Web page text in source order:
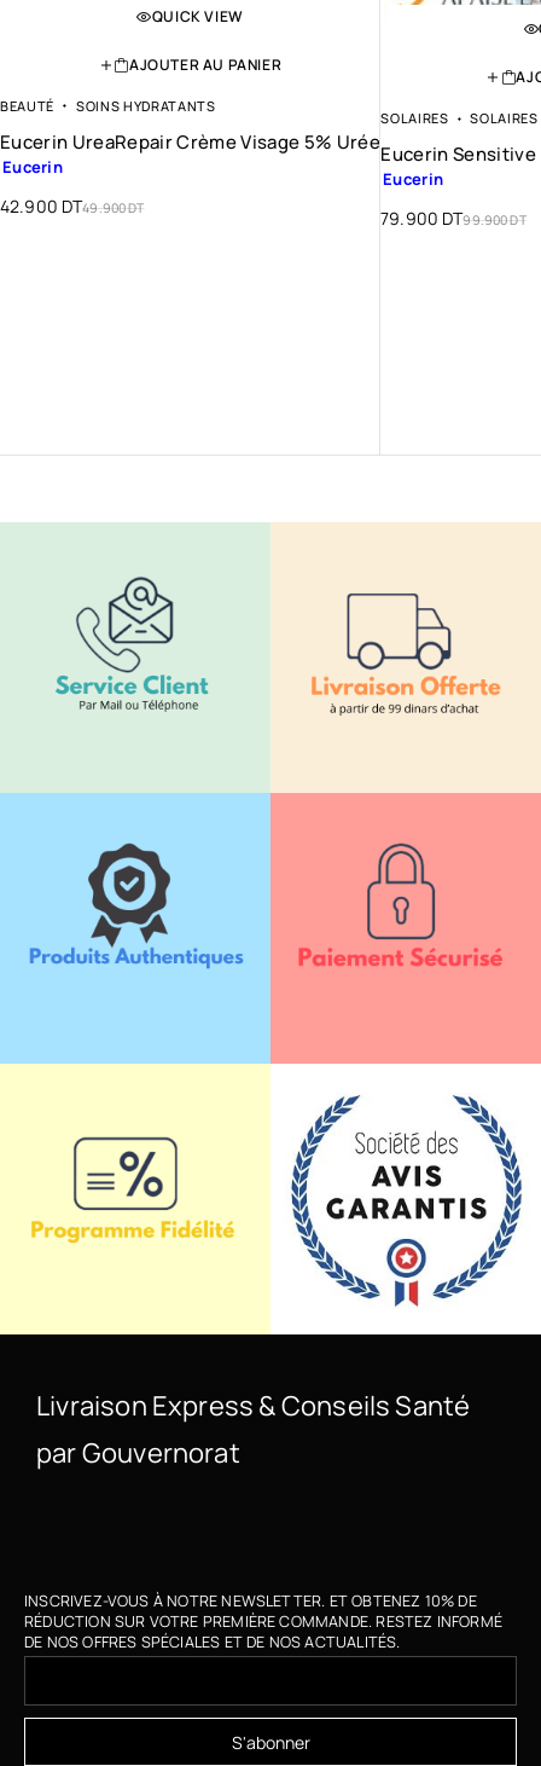
QUICK VIEW
AJOUTER AU PANIER
BEAUTÉ SOINS HYDRATANTS
Eucerin UreaRepair Crème Visage 5% Urée
Eucerin
49.900DT
42.900 DT
SOLAIRES
Eucerin Sensitive
Eucerin
99.900DT
79.900 DT
Livraison Express & Conseils Santé
par Gouvernorat
INSCRIVEZ-VOUS À NOTRE NEWSLETTER. ET OBTENEZ 10% DE
RÉDUCTION SUR VOTRE PREMIÈRE COMMANDE. RESTEZ INFORMÉ
DE NOS OFFRES SPÉCIALES ET DE NOS ACTUALITÉS.